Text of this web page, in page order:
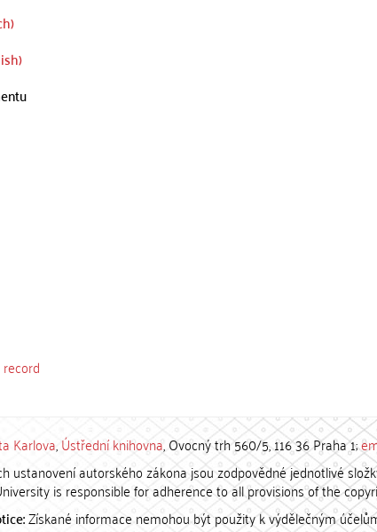
Karlova,Ústřední knihovna, Ovocný trh 560/5, 116 36 Praha 1;
ustanovení autorského zákona jsou zodpovědné jednotlivé
is responsible for adherence to all provisions of the
Získané informace nemohou být použity k výdělečným